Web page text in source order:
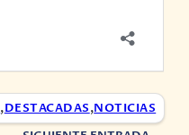
,DESTACADAS,NOTICIAS